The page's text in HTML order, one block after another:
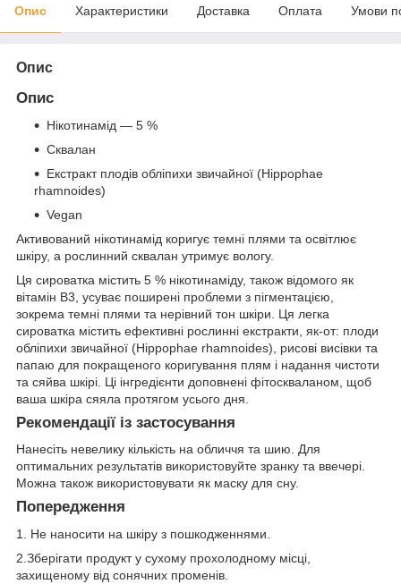
Опис Характеристики Доставка Оплата Умови
Опис
Опис
Нікотинамід — 5 %
Сквалан
Екстракт плодів обліпихи звичайної (Hippophae
rhamnoides)
Vegan
Активований нікотинамід коригує темні плями та освітлює
шкіру, а рослинний сквалан утримує вологу.
Ця сироватка містить 5 % нікотинаміду, також відомого як
вітамін B3, усуває поширені проблеми з пігментацією,
зокрема темні плями та нерівний тон шкіри. Ця легка
сироватка містить ефективні рослинні екстракти, як-от: плоди
обліпихи звичайної (Hippophae rhamnoides), рисові висівки та
папаю для покращеного коригування плям і надання чистоти
та сяйва шкірі. Ці інгредієнти доповнені фітоскваланом, щоб
ваша шкіра сяяла протягом усього дня.
Рекомендації із застосування
Нанесіть невелику кількість на обличчя та шию. Для
оптимальних результатів використовуйте зранку та ввечері.
Можна також використовувати як маску для сну.
Попередження
1. Не наносити на шкіру з пошкодженнями.
2.Зберігати продукт у сухому прохолодному місці,
захищеному від сонячних променів.